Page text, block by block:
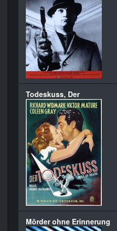
Todeskuss, Der
Mörder ohne Erinnerung